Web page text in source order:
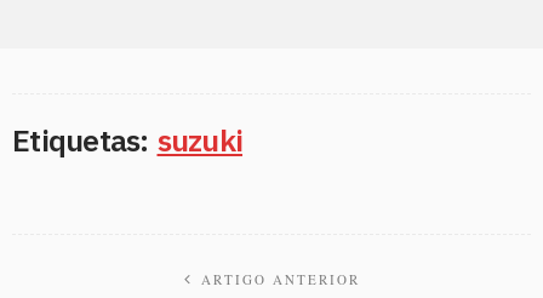
Etiquetas: suzuki
ARTIGO ANTERIOR